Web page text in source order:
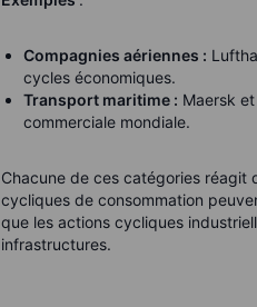
Compagnies aériennes :
cycles économiques.
Transport maritime : Maersk
commerciale mondiale.
Chacune de ces catégories réagit
cycliques de consommation
que les actions cycliques
infrastructures.